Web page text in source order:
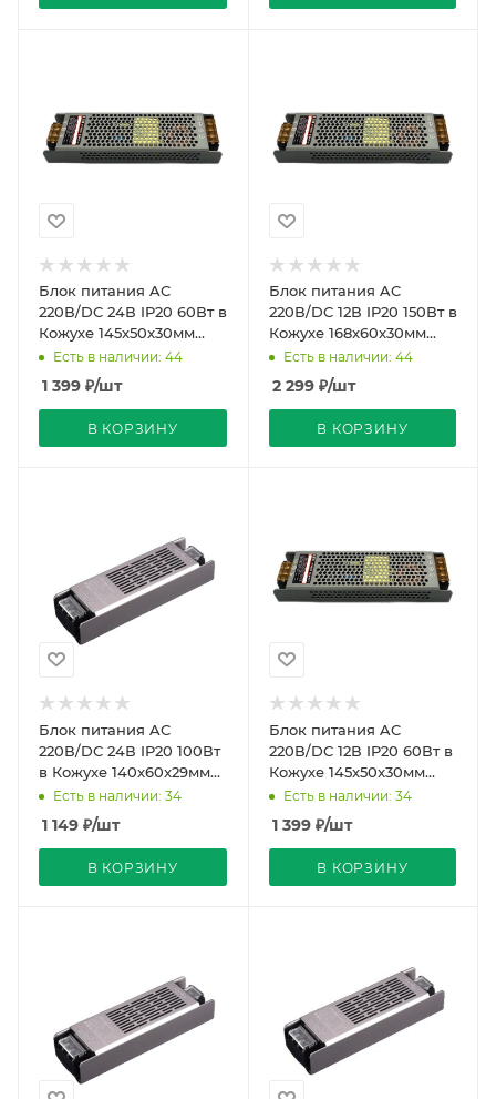
Блок питания AC
220В/DC 24В IP20 60Вт в
Кожухе 145x50x30мм
Compound Strait PRO
REDIGLE (80)
Есть в наличии: 44
1 399 ₽/шт
В КОРЗИНУ
Блок питания AC
220В/DC 12В IP20 150Вт в
Кожухе 168x60x30мм
Compound Strait PRO
REDIGLE (50)
Есть в наличии: 44
2 299₽/шт
В КОРЗИНУ
Блок питания AC
220В/DC 24В IP20 100Вт
в Кожухе 140x60x29мм
Compound DIM Strait
REDIGLE (60)
Есть в наличии: 34
1 149 ₽/шт
В КОРЗИНУ
Блок питания AC
220В/DC 12В IP20 60Вт в
Кожухе 145x50x30мм
Compound Strait PRO
REDIGLE (80)
Есть в наличии: 34
1 399₽/шт
В КОРЗИНУ